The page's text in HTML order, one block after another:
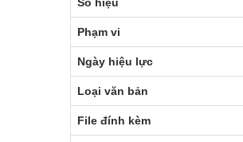
Lịch sử hình thành
Phạm vi
Ngày hiệu lực
Loại văn bản
File đính kèm